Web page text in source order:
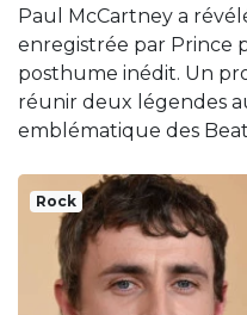
Paul McCartney a
enregistrée par Prince
posthume inédit. Un
réunir deux légendes
emblématique des
Rock